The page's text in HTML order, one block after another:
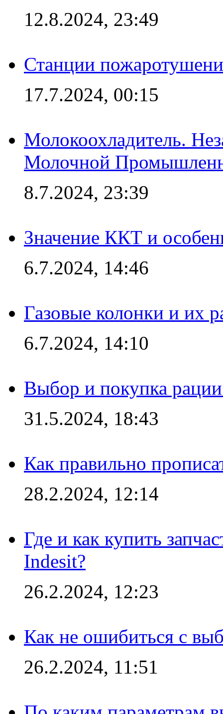
12.8.2024, 23:49
Станции
17.7.2024, 00:15
Молокоохладитель.
Молочной
8.7.2024, 23:39
Значение ККТ и
6.7.2024, 14:46
Газовые колонки и их
6.7.2024, 14:10
Выбор и покупка
31.5.2024, 18:43
Как правильно
28.2.2024, 12:14
Где и как купить
Indesit?
26.2.2024, 12:23
Как не ошибиться с
26.2.2024, 11:51